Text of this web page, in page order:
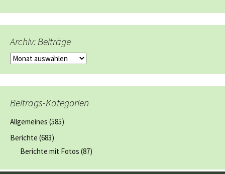
Archiv: Beiträge
Archiv:
Beitrags-Kategorien
Allgemeines (585)
Berichte (683)
Berichte mit Fotos (87)